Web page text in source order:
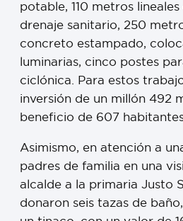
potable, 110 metros
drenaje sanitario, 250
concreto estampado,
luminarias, cinco postes
ciclónica. Para estos
inversión de un millón 492
beneficio de 607
Asimismo, en atención a
padres de familia en una
alcalde a la primaria Justo
donaron seis tazas de